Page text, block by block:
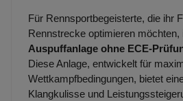
Für Rennsportbegeisterte, die ihr
Rennstrecke optimieren
Auspuffanlage ohne ECE-
Diese Anlage, entwickelt für
Wettkampfbedingungen, bietet
Klangkulisse und